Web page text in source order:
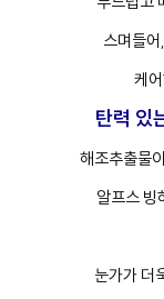
스며들
케
탄력 있
해조추출물
알프스 빙
눈가가 더